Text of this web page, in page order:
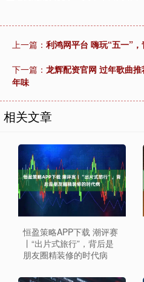
上一篇： 利鸿网平台 嗨玩“五一”
下一篇： 龙辉配资官网 过年歌曲
年味
相关文章
恒盈策略APP下载 潮评赛
丨“出片式旅行”，背后是
朋友圈精装修的时代病